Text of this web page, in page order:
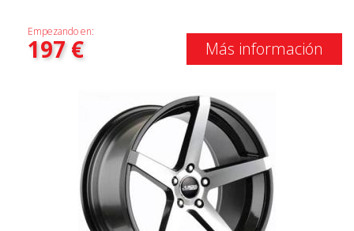
Empezando en:
197€ Más información